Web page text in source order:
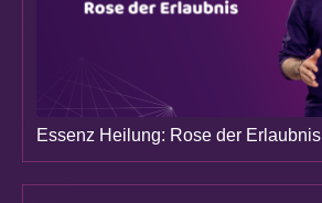
Essenz Heilung: Rose der Erlaubnis